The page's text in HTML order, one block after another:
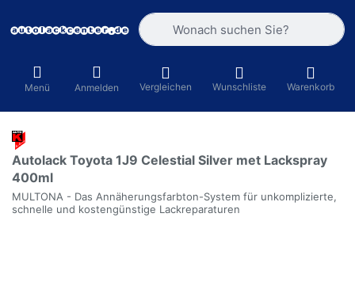
Geben Sie einen Suchbegriff ein.
Menü Anmelden Vergleichen Wunschliste Warenkorb
Autolack Toyota 1J9 Celestial Silver met Lackspray
400ml
MULTONA - Das Annäherungsfarbton-System für unkomplizierte,
schnelle und kostengünstige Lackreparaturen